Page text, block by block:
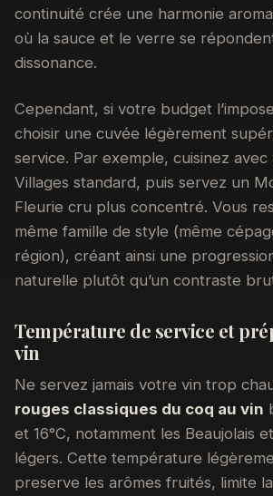
continuité crée une harmonie
où la sauce et le verre se
dissonance.
Cependant, si votre budget
choisir une cuvée légèrement
service. Par exemple, cuisinez avec
Villages standard, puis servez un
Fleurie cru plus concentré. Vous
même famille de style (même
région), créant ainsi une
naturelle plutôt qu’un contraste
Température de service et
vin
Ne servez jamais votre vin trop
rouges classiques du coq au vin
et 16°C, notamment les Beaujolais
légers. Cette température
preserve les arômes fruités, limite